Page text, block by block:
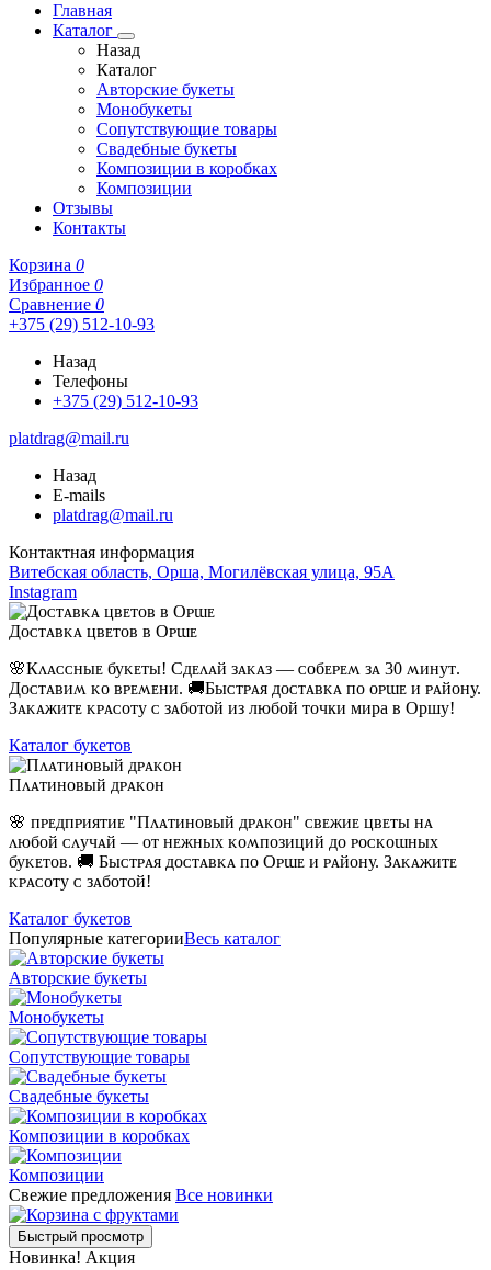
Главная
Каталог
Назад
Каталог
Авторские букеты
Монобукеты
Сопутствующие товары
Свадебные букеты
Композиции в коробках
Композиции
Отзывы
Контакты
Корзина 0
Избранное 0
Сравнение 0
+375 (29) 512-10-93
Назад
Телефоны
+375 (29) 512-10-93
platdrag@mail.ru
Назад
E-mails
platdrag@mail.ru
Контактная информация
Витебская область, Орша, Могилёвская улица, 95А
Instagram
Доᴄᴛᴀʙᴋᴀ цʙᴇᴛоʙ ʙ Оᴩɯᴇ
🌸Кᴧᴀᴄᴄныᴇ буᴋᴇᴛы! Сдᴇᴧᴀй зᴀᴋᴀз — ᴄобᴇᴩᴇʍ зᴀ 30 ʍинуᴛ.
Доᴄᴛᴀʙиʍ ᴋо ʙᴩᴇʍᴇни. 🚚Быᴄᴛᴩᴀя доᴄᴛᴀʙᴋᴀ ᴨо оᴩɯᴇ и ᴩᴀйону.
Зᴀᴋᴀжиᴛᴇ ᴋᴩᴀᴄоᴛу ᴄ зᴀбоᴛой из любой точки мира в Оршу!
Каталог букетов
Пᴧᴀᴛиноʙый дᴩᴀᴋон
🌸 ᴨᴩᴇдᴨᴩияᴛиᴇ "Пᴧᴀᴛиноʙый дᴩᴀᴋон" ᴄʙᴇжиᴇ цʙᴇᴛы нᴀ
ᴧюбой ᴄᴧучᴀй — оᴛ нᴇжных ᴋоʍᴨозиций до ᴩоᴄᴋоɯных
буᴋᴇᴛоʙ. 🚚 Быᴄᴛᴩᴀя доᴄᴛᴀʙᴋᴀ ᴨо Оᴩɯᴇ и ᴩᴀйону. Зᴀᴋᴀжиᴛᴇ
ᴋᴩᴀᴄоᴛу ᴄ зᴀбоᴛой!
Каталог букетов
Популярные категорииВесь каталог
Авторские букеты
Монобукеты
Сопутствующие товары
Свадебные букеты
Композиции в коробках
Композиции
Свежие предложения Все новинки
Быстрый просмотр
Новинка! Акция